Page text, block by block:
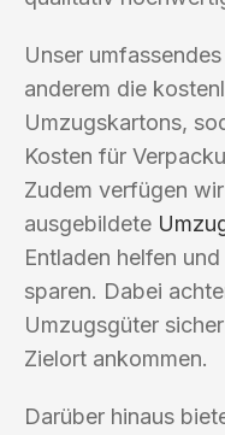
Unser
anderem die
Umzugskartons,
Kosten für
Zudem verfügen
ausgebildete
Entladen helfen
sparen. Dabei
Umzugsgüter
Zielort ankommen.
Darüber hinaus